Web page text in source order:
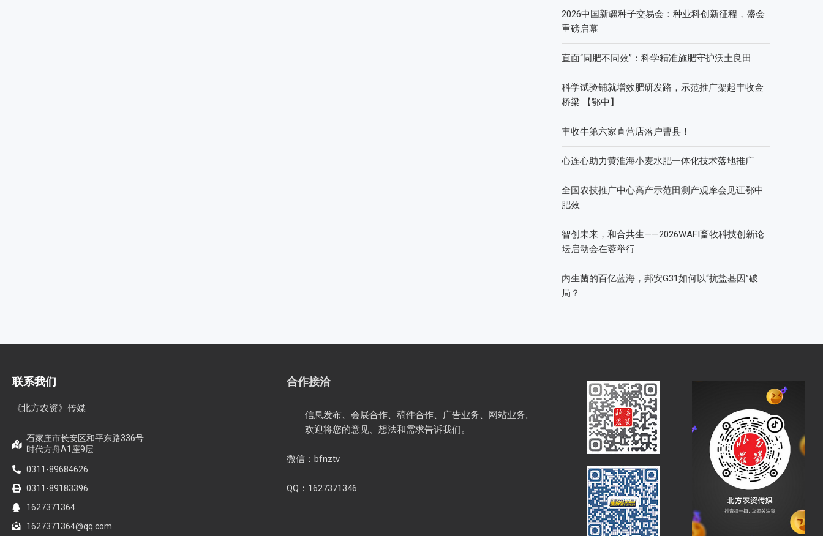
2026中国新疆种子交易会：种业科创新征程，盛会
重磅启幕
直面“同肥不同效”：科学精准施肥守护沃土良田
科学试验铺就增效肥研发路，示范推广架起丰收金
桥梁 【鄂中】
丰收牛第六家直营店落户曹县！
心连心助力黄淮海小麦水肥一体化技术落地推广
全国农技推广中心高产示范田测产观摩会见证鄂中
肥效
智创未来，和合共生——2026WAFI畜牧科技创新论
坛启动会在蓉举行
内生菌的百亿蓝海，邦安G31如何以“抗盐基因”破
局？
联系我们
《北方农资》传媒
石家庄市长安区和平东路336号
时代方舟A1座9层
0311-89684626
0311-89183396
1627371364
1627371364@qq.com
合作接洽
信息发布、会展合作、稿件合作、广告业务、网站业务。
欢迎将您的意见、想法和需求告诉我们。
微信：bfnztv
QQ：1627371346